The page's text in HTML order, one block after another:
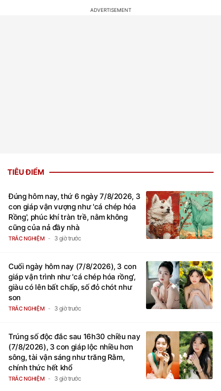
TIÊU ĐIỂM
Đúng hôm nay, thứ 6 ngày 7/8/2026, 3
con giáp vận vượng như 'cá chép hóa
Rồng', phúc khí tràn trề, nằm không
cũng của nả đầy nhà
TRẮC NGHIỆM 3 giờ trước
Cuối ngày hôm nay (7/8/2026), 3 con
giáp vận trình như 'cá chép hóa rồng',
giàu có lên bất chấp, số đỏ chót như
son
TRẮC NGHIỆM 3 giờ trước
Trúng số độc đắc sau 16h30 chiều nay
(7/8/2026), 3 con giáp lộc nhiều hơn
sông, tài vận sáng như trăng Rằm,
chính thức hết khổ
TRẮC NGHIỆM 3 giờ trước